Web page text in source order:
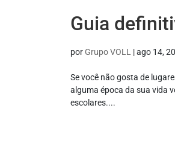
Guia
porGrupo VOLL |ago 14,
Se você não gosta de
alguma época da sua vida
escolares....